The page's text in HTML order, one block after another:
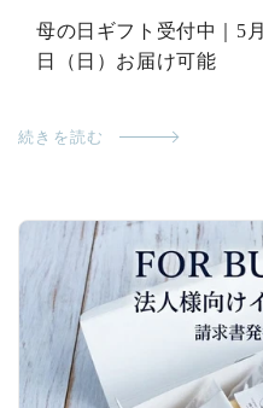
母の日ギフト受付中｜5
日（日）お届け可能
続きを読む